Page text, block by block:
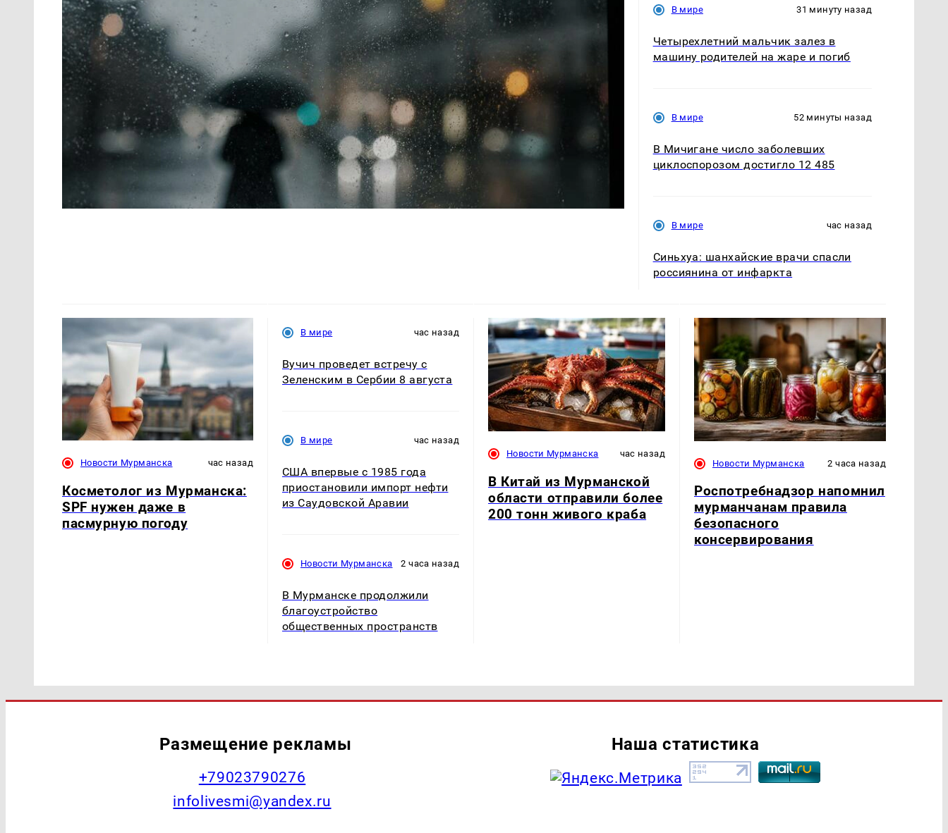
В мире 31 минуту назад
Четырехлетний мальчик залез в
машину родителей на жаре и погиб
В мире 52 минуты назад
В Мичигане число заболевших
циклоспорозом достигло 12 485
В мире час назад
Синьхуа: шанхайские врачи спасли
россиянина от инфаркта
Новости Мурманска час назад
Косметолог из Мурманска:
SPF нужен даже в
пасмурную погоду
В мире час назад
Вучич проведет встречу с
Зеленским в Сербии 8 августа
В мире час назад
США впервые с 1985 года
приостановили импорт нефти
из Саудовской Аравии
Новости Мурманска 2 часа назад
В Мурманске продолжили
благоустройство
общественных пространств
Новости Мурманска час назад
В Китай из Мурманской
области отправили более
200 тонн живого краба
Новости Мурманска 2 часа назад
Роспотребнадзор напомнил
мурманчанам правила
безопасного
консервирования
Размещение рекламы
+79023790276
infolivesmi@yandex.ru
Наша статистика